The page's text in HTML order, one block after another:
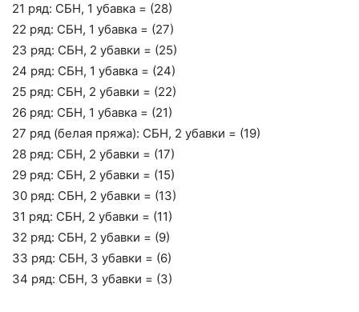
21 ряд: СБН, 1 убавка = (28)
22 ряд: СБН, 1 убавка = (27)
23 ряд: СБН, 2 убавки = (25)
24 ряд: СБН, 1 убавка = (24)
25 ряд: СБН, 2 убавки = (22)
26 ряд: СБН, 1 убавка = (21)
27 ряд (белая пряжа): СБН, 2 убавки = (19)
28 ряд: СБН, 2 убавки = (17)
29 ряд: СБН, 2 убавки = (15)
30 ряд: СБН, 2 убавки = (13)
31 ряд: СБН, 2 убавки = (11)
32 ряд: СБН, 2 убавки = (9)
33 ряд: СБН, 3 убавки = (6)
34 ряд: СБН, 3 убавки = (3)